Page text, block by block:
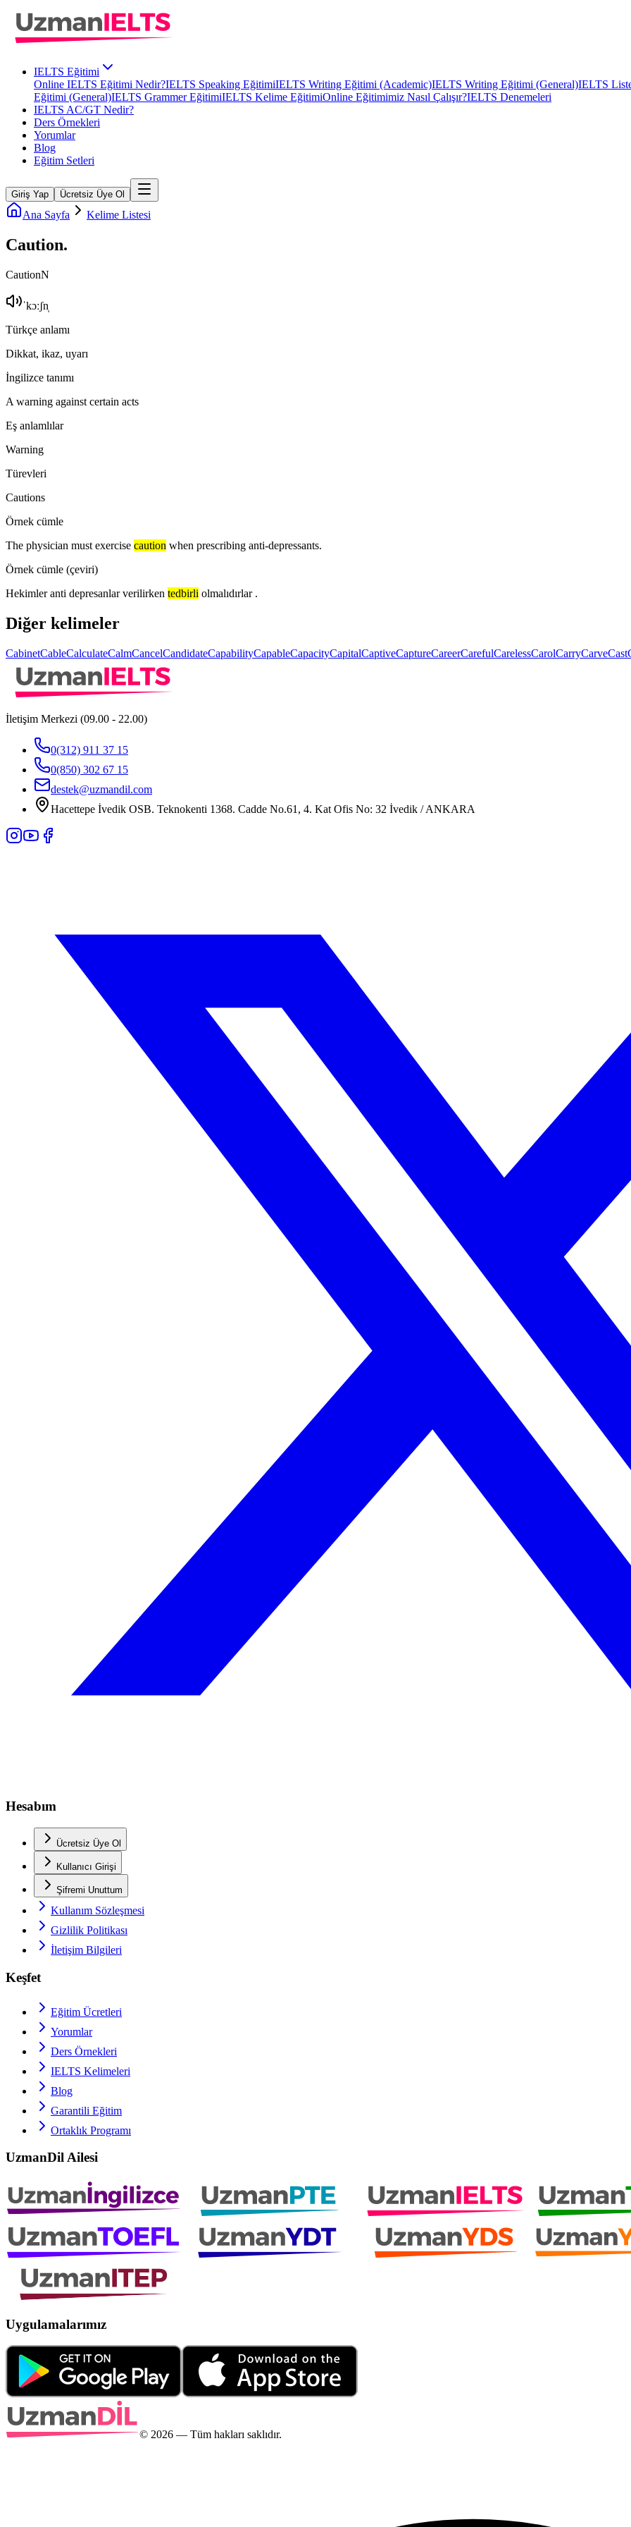
IELTS Eğitimi
Online IELTS Eğitimi Nedir?IELTS Speaking EğitimiIELTS Writing Eğitimi (Academic)IELTS Writing Eğitimi (General)IELTS
Eğitimi (General)IELTS Grammer EğitimiIELTS Kelime EğitimiOnline Eğitimimiz Nasıl Çalışır?IELTS Denemeleri
IELTS AC/GT Nedir?
Ders Örnekleri
Yorumlar
Blog
Eğitim Setleri
Giriş Yap Ücretsiz Üye Ol
Ana Sayfa Kelime Listesi
Caution.
CautionN
ˈkɔːʃn̩
Türkçe anlamı
Dikkat, ikaz, uyarı
İngilizce tanımı
A warning against certain acts
Eş anlamlılar
Warning
Türevleri
Cautions
Örnek cümle
The physician must exercise caution when prescribing anti-depressants.
Örnek cümle (çeviri)
Hekimler anti depresanlar verilirken tedbirli olmalıdırlar .
Diğer kelimeler
CabinetCableCalculateCalmCancelCandidateCapabilityCapableCapacityCapitalCaptiveCaptureCareerCarefulCarelessCarolCarryCarveCast
İletişim Merkezi (09.00 - 22.00)
0(312) 911 37 15
0(850) 302 67 15
destek@uzmandil.com
Hacettepe İvedik OSB. Teknokenti 1368. Cadde No.61, 4. Kat Ofis No: 32 İvedik / ANKARA
Hesabım
Ücretsiz Üye Ol
Kullanıcı Girişi
Şifremi Unuttum
Kullanım Sözleşmesi
Gizlilik Politikası
İletişim Bilgileri
Keşfet
Eğitim Ücretleri
Yorumlar
Ders Örnekleri
IELTS Kelimeleri
Blog
Garantili Eğitim
Ortaklık Programı
UzmanDil Ailesi
Uygulamalarımız
© 2026 — Tüm hakları saklıdır.